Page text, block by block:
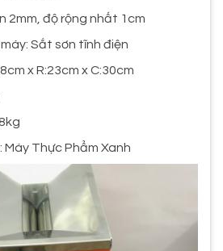
2mm, độ rộng nhất 1cm
Sắt sơn tĩnh điện
x R:23cm x C:30cm
Thực Phẩm Xanh